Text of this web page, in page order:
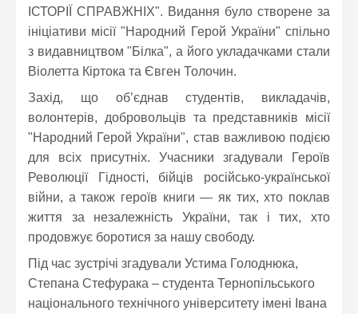
ІСТОРІЇ СПРАВЖНІХ". Видання було створене за
ініціативи місії "Народний Герой України" спільно
з видавництвом "Білка", а його укладачками стали
Віолетта Кіртока та Євген Толочин.
Захід, що об’єднав студентів, викладачів,
волонтерів, добровольців та представників місії
"Народний Герой України", став важливою подією
для всіх присутніх. Учасники згадували Героїв
Революції Гідності, бійців російсько-української
війни, а також героїв книги — як тих, хто поклав
життя за незалежність України, так і тих, хто
продовжує боротися за нашу свободу.
Під час зустрічі згадували Устима Голоднюка,
Степана Стефурака – студента Тернопільського
національного технічного університету імені Івана